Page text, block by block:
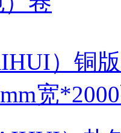
）铜
宽